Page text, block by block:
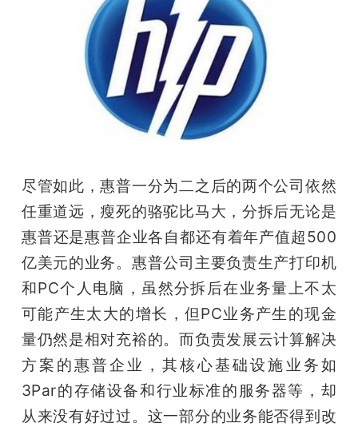
尽管如此，惠普一分为二之后的两个公司依然
任重道远，瘦死的骆驼比马大，分拆后无论是
惠普还是惠普企业各自都还有着年产值超500
亿美元的业务。惠普公司主要负责生产打印机
和PC个人电脑，虽然分拆后在业务量上不太
可能产生太大的增长，但PC业务产生的现金
量仍然是相对充裕的。而负责发展云计算解决
方案的惠普企业，其核心基础设施业务如
3Par的存储设备和行业标准的服务器等，却
从来没有好过过。这一部分的业务能否得到改